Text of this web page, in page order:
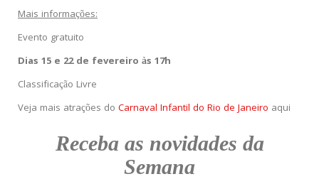
Mais informações:
Evento gratuito
Dias 15 e 22 de fevereiro às 17h
Classificação Livre
Veja mais atrações do Carnaval Infantil do Rio de Janeiro aqui
Receba as novidades da
Semana